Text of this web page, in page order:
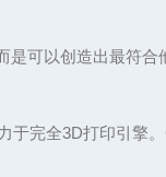
可以创造出最符
于完全3D打印引擎